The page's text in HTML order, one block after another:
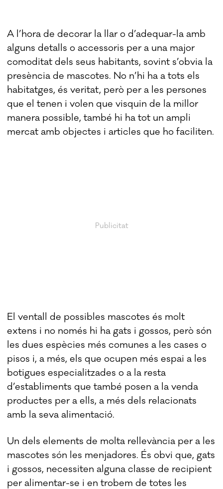
A l’hora de decorar la llar o d’adequar-la amb
alguns detalls o accessoris per a una major
comoditat dels seus habitants, sovint s’obvia la
presència de mascotes. No n’hi ha a tots els
habitatges, és veritat, però per a les persones
que el tenen i volen que visquin de la millor
manera possible, també hi ha tot un ampli
mercat amb objectes i articles que ho faciliten.
El ventall de possibles mascotes és molt
extens i no només hi ha gats i gossos, però són
les dues espècies més comunes a les cases o
pisos i, a més, els que ocupen més espai a les
botigues especialitzades o a la resta
d’establiments que també posen a la venda
productes per a ells, a més dels relacionats
amb la seva alimentació.
Un dels elements de molta rellevància per a les
mascotes són les menjadores. És obvi que, gats
i gossos, necessiten alguna classe de recipient
per alimentar-se i en trobem de totes les